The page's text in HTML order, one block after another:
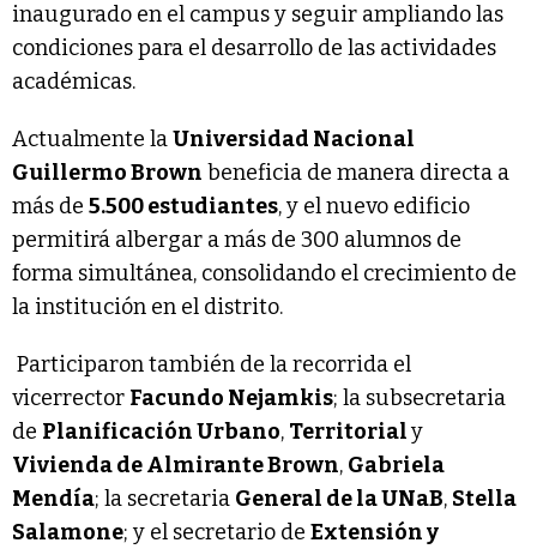
inaugurado en el campus y seguir ampliando las
condiciones para el desarrollo de las actividades
académicas.
Actualmente laUniversidad Nacional
Guillermo Brown beneficia de manera directa a
más de 5.500 estudiantes, y el nuevo edificio
permitirá albergar a más de 300 alumnos de
forma simultánea, consolidando el crecimiento de
la institución en el distrito.
Participaron también de la recorrida el
vicerrector Facundo Nejamkis; la subsecretaria
de Planificación Urbano, Territorialy
Vivienda de Almirante Brown, Gabriela
Mendía; la secretaria General de la UNaB, Stella
Salamone; y el secretario de Extensión y